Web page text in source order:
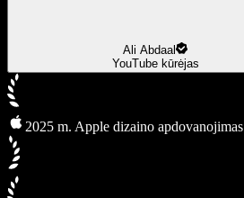
Ali Abdaal
YouTube kūrėjas
2025 m. Apple dizaino apdovanojimas